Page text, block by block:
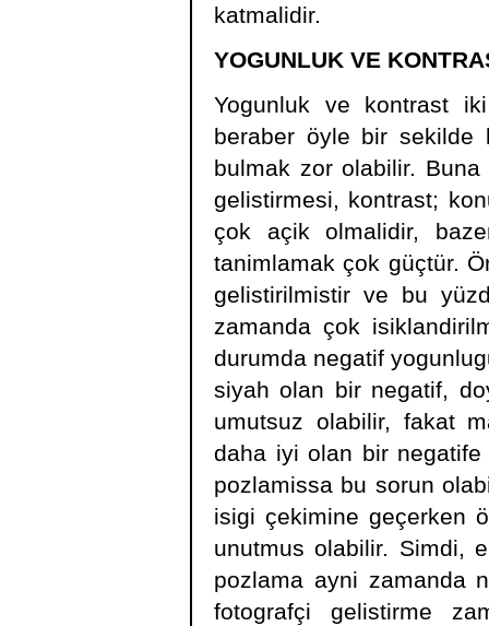
katmalidir.
YOGUNLUK VE
Yogunluk ve kontrast
beraber öyle bir sekilde
bulmak zor olabilir.
gelistirmesi, kontrast;
çok açik olmalidir,
tanimlamak çok güçtür.
gelistirilmistir ve bu
zamanda çok
durumda negatif
siyah olan bir negatif,
umutsuz olabilir, fakat
daha iyi olan bir
pozlamissa bu sorun
isigi çekimine geçerken
unutmus olabilir. Simdi,
pozlama ayni zamanda
fotografçi gelistirme